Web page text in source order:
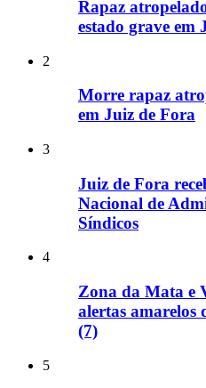
Rapaz
estado grave em
2
Morre rapaz
em Juiz de Fora
3
Juiz de Fora
Nacional de
Síndicos
4
Zona da Mata e
alertas amarelos
(7)
5